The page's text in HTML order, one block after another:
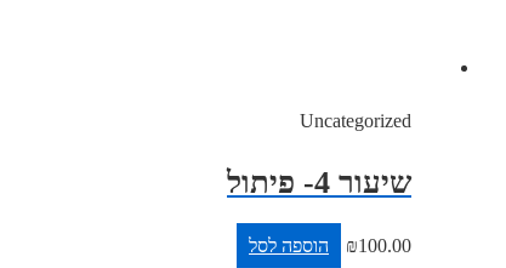
Uncategorized
שיעור 4- פיתול
₪100.00 הוספה לסל